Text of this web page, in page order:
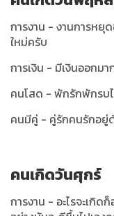
การงาน - งานการหยุ
ใหม่ครับ
การเงิน - มีเงินออกม
คนโสด - พักรักพักรบ
คนมีคู่ - คู่รักคนรักอยู่
คนเกิดวันศุกร์
การงาน - อะไรจะเกิ